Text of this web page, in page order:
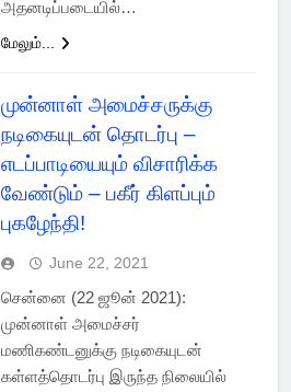
அதனடிப்படையில்…
மேலும்...
முன்னாள் அமைச்சருக்கு
நடிகையுடன் தொடர்பு –
எடப்பாடியையும் விசாரிக்க
வேண்டும் – பகீர் கிளப்பும்
புகழேந்தி!
June 22, 2021
சென்னை (22 ஜூன் 2021):
முன்னாள் அமைச்சர்
மணிகண்டனுக்கு நடிகையுடன்
கள்ளத்தொடர்பு இருந்த நிலையில்